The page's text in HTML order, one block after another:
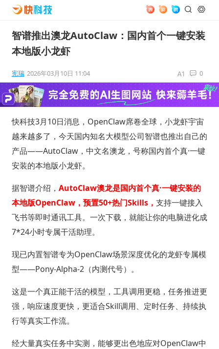
智谱推出澳龙AutoClaw：国内首个一键安装
本地版小龙虾
宪瑞 2026年03月10日 11:04 0
快科技3月10日消息，OpenClaw席卷全球，小龙虾宇宙
越来越多了，今天国内知名大模型公司智谱也推出自己的
产品——AutoClaw，中文名澳龙，号称国内首个真·一键
安装的本地版小龙虾。
据智谱介绍， AutoClaw澳龙是国内首个真·一键安装的
本地版OpenClaw，预置50+热门Skills， 支持一键接入
飞书等即时通讯工具。一次下载，就能让你的电脑进化成
7*24小时专属干活助理。
现已内置智谱专为OpenClaw场景深度优化的龙虾专属模
型——Pony-Alpha-2（内测代号）。
这是一个真正能干活的模型，工具调用更稳，任务推进更
强，响应速度更快，更适合Skill调用、定时任务、持续执
行等真实工作流。
经大量真实任务中实测，能够更出色地应对OpenClaw中